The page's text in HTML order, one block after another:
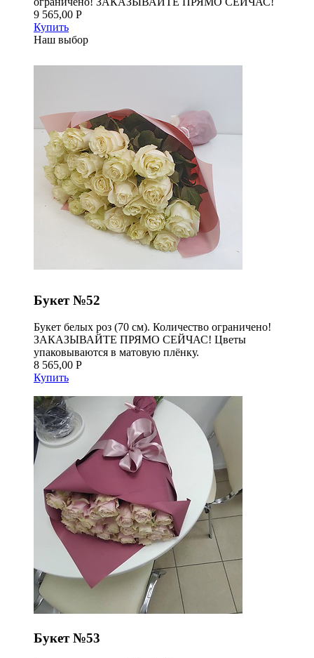
9 565,00 Р
Купить
Наш выбор
Букет №52
Букет белых роз (70 см). Количество ограничено!
ЗАКАЗЫВАЙТЕ ПРЯМО СЕЙЧАС! Цветы
упаковываются в матовую плёнку.
8 565,00 Р
Купить
Букет №53